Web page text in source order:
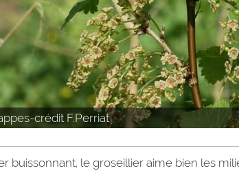
crédit F.Perriat
buissonnant, le groseillier aime bien les